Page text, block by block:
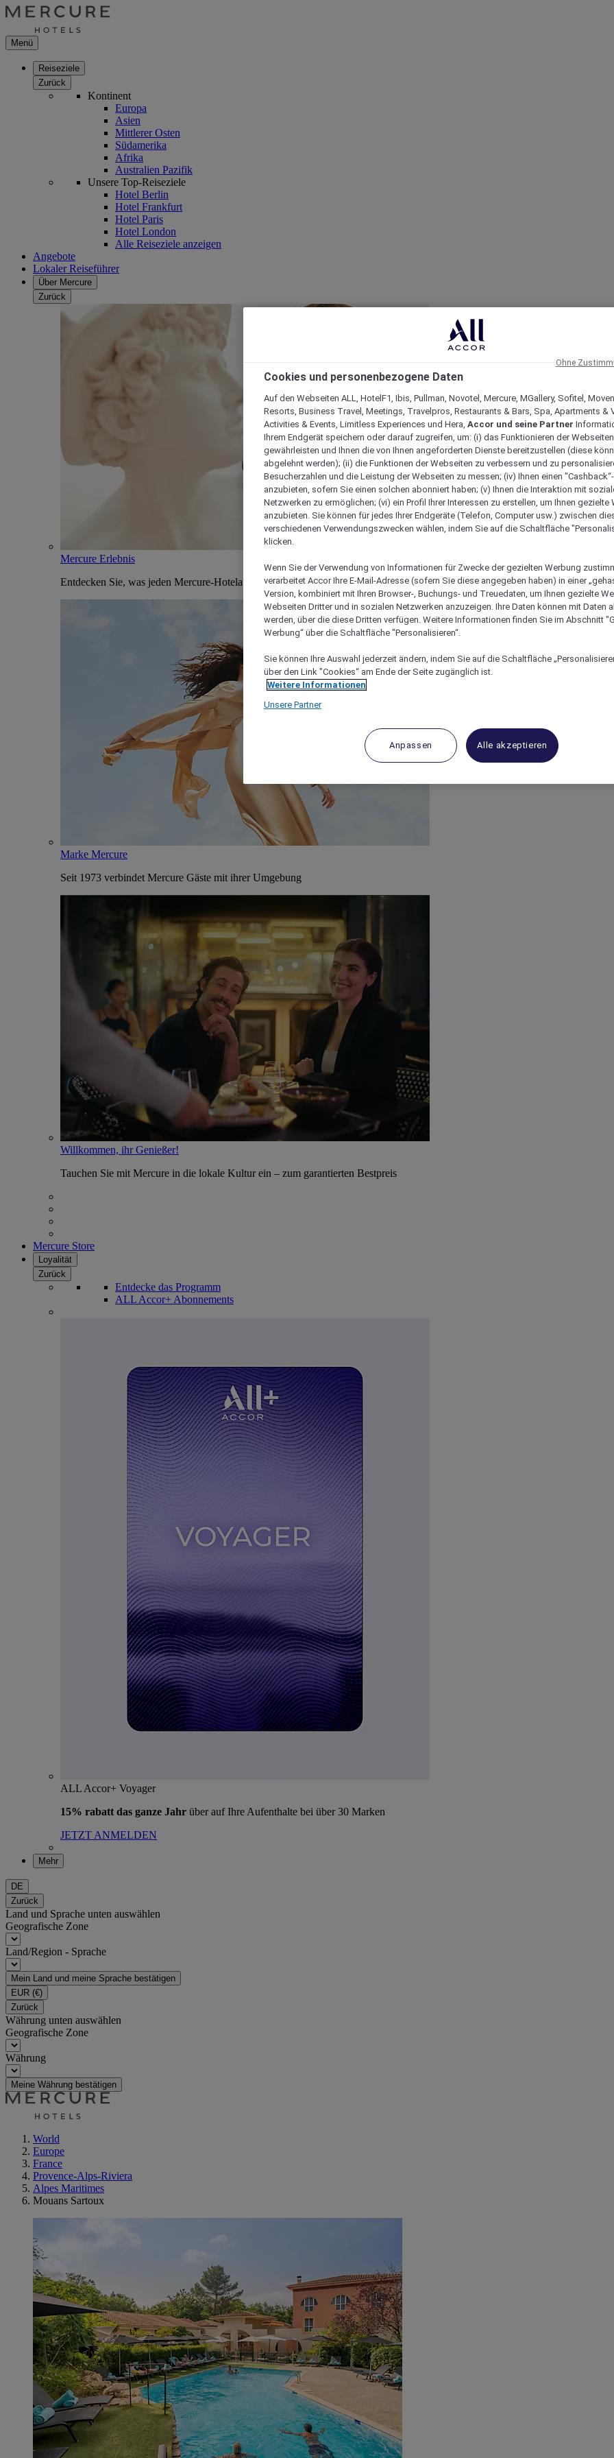
Menü
Reiseziele
Zurück
Kontinent
Europa
Asien
Mittlerer Osten
Südamerika
Afrika
Australien Pazifik
Unsere Top-Reiseziele
Hotel Berlin
Hotel Frankfurt
Hotel Paris
Hotel London
Alle Reiseziele anzeigen
Angebote
Lokaler Reiseführer
Über Mercure
Zurück
Mercure Erlebnis
Entdecken Sie, was jeden Mercure-Hotelaufenthalt einzigartig macht
Marke Mercure
Seit 1973 verbindet Mercure Gäste mit ihrer Umgebung
Willkommen, ihr Genießer!
Tauchen Sie mit Mercure in die lokale Kultur ein – zum garantierten Bestpreis
Mercure Store
Loyalität
Zurück
Entdecke das Programm
ALL Accor+ Abonnements
ALL Accor+ Voyager
15% rabatt das ganze Jahr über auf Ihre Aufenthalte bei über 30 Marken
JETZT ANMELDEN
Mehr
DE
Zurück
Land und Sprache unten auswählen
Geografische Zone
Land/Region - Sprache
Mein Land und meine Sprache bestätigen
EUR (€)
Zurück
Währung unten auswählen
Geografische Zone
Währung
Meine Währung bestätigen
World
Europe
France
Provence-Alps-Riviera
Alpes Maritimes
Mouans Sartoux
Cookies und personenbezogene Daten
Auf den Webseiten ALL, HotelF1, Ibis, Pullman, Novotel, Mercure, MGallery, Sofitel,
Resorts, Business Travel, Meetings, Travelpros, Restaurants & Bars, Spa, Apartments &
Activities & Events, Limitless Experiences und Hera, Accor und seine Partner
Ihrem Endgerät speichern oder darauf zugreifen, um: (i) das Funktionieren der
gewährleisten und Ihnen die von Ihnen angeforderten Dienste bereitzustellen (diese
abgelehnt werden); (ii) die Funktionen der Webseiten zu verbessern und zu
Besucherzahlen und die Leistung der Webseiten zu messen; (iv) Ihnen einen
anzubieten, sofern Sie einen solchen abonniert haben; (v) Ihnen die Interaktion mit
Netzwerken zu ermöglichen; (vi) ein Profil Ihrer Interessen zu erstellen, um Ihnen gezielte
anzubieten. Sie können für jedes Ihrer Endgeräte (Telefon, Computer usw.) zwischen
verschiedenen Verwendungszwecken wählen, indem Sie auf die Schaltfläche
klicken.
Wenn Sie der Verwendung von Informationen für Zwecke der gezielten Werbung
verarbeitet Accor Ihre E-Mail-Adresse (sofern Sie diese angegeben haben) in einer
Version, kombiniert mit Ihren Browser-, Buchungs- und Treuedaten, um Ihnen gezielte
Webseiten Dritter und in sozialen Netzwerken anzuzeigen. Ihre Daten können mit Daten
werden, über die diese Dritten verfügen. Weitere Informationen finden Sie im Abschnitt
Werbung“ über die Schaltfläche "Personalisieren“.
Sie können Ihre Auswahl jederzeit ändern, indem Sie auf die Schaltfläche
über den Link "Cookies“ am Ende der Seite zugänglich ist.
Weitere Informationen
Unsere Partner
Anpassen Alle akzeptieren
Ohne